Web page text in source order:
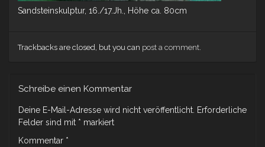
Sandsteinskulptur, 16./17.Jh., Höhe ca. 80cm
Trackbacks are closed, but you can post a comment.
Schreibe einen Kommentar
Deine E-Mail-Adresse wird nicht veröffentlicht. Erforderliche
Felder sind mit * markiert
Kommentar *